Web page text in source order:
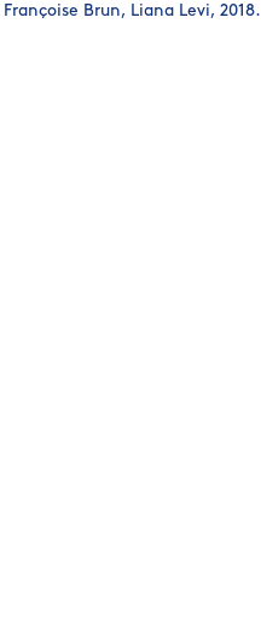
Brun, Liana Levi, 2018.